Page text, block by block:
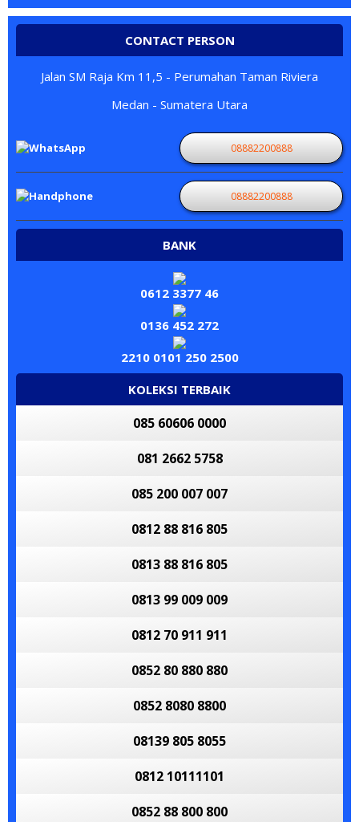
CONTACT PERSON
Jalan SM Raja Km 11,5 - Perumahan Taman Riviera
Medan - Sumatera Utara
08882200888
08882200888
BANK
0612 3377 46
0136 452 272
2210 0101 250 2500
KOLEKSI TERBAIK
085 60606 0000
081 2662 5758
085 200 007 007
0812 88 816 805
0813 88 816 805
0813 99 009 009
0812 70 911 911
0852 80 880 880
0852 8080 8800
08139 805 8055
0812 10111101
0852 88 800 800